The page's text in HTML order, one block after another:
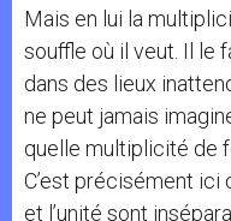
Mais en lui la
souffle où il veut. Il le
dans des lieux
ne peut jamais
quelle multiplicité de
C’est précisément
et l’unité sont